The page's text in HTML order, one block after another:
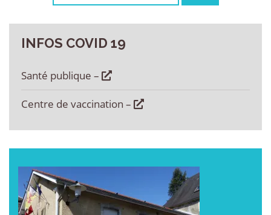
INFOS COVID 19
Santé publique –
Centre de vaccination –